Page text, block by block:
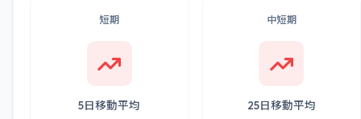
短期
5日移動平均
中短期
25日移動平均